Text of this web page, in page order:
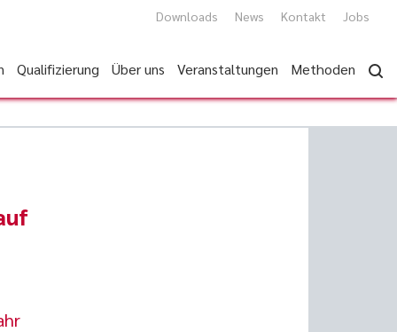
Downloads News Kontakt Jobs
Qualifizierung Über uns Veranstaltungen Methoden